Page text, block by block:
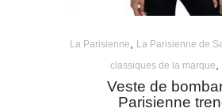
La Parisienne La Parisienne de
classiques de la marque
Veste de
Parisienne